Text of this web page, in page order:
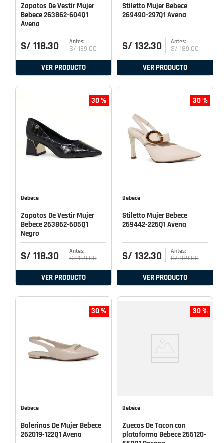
Zapatos De Vestir Mujer
Bebece 263862-604Q1
Avena
S/ 118.30 S/ 169.00
VER PRODUCTO
Stiletto Mujer Bebece
269490-297Q1 Avena
S/ 132.30 S/ 189.00
VER PRODUCTO
30 %
Bebece
Zapatos De Vestir Mujer
Bebece 263862-605Q1
Negro
S/ 118.30 S/ 169.00
VER PRODUCTO
30 %
Bebece
Stiletto Mujer Bebece
269442-226Q1 Avena
S/ 132.30 S/ 189.00
VER PRODUCTO
30 %
Bebece
Balerinas De Mujer Bebece
262019-122Q1 Avena
30 %
Bebece
Zuecos De Tacon con
plataforma Bebece 265120-